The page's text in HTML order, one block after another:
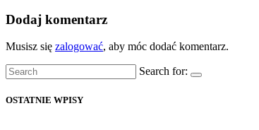
Dodaj komentarz
Musisz się zalogować, aby móc dodać komentarz.
Search for:
OSTATNIE WPISY